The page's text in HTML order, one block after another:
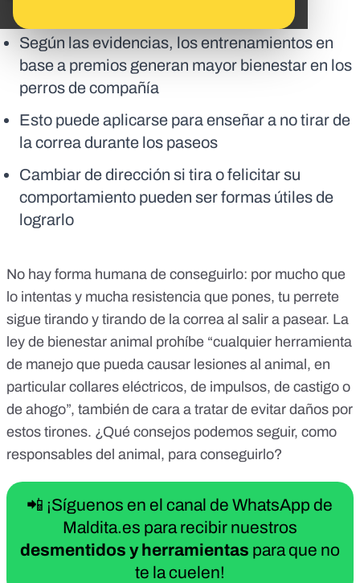
Según las evidencias, los entrenamientos en
base a premios generan mayor bienestar en los
perros de compañía
Esto puede aplicarse para enseñar a no tirar de
la correa durante los paseos
Cambiar de dirección si tira o felicitar su
comportamiento pueden ser formas útiles de
lograrlo
No hay forma humana de conseguirlo: por mucho que
lo intentas y mucha resistencia que pones, tu perrete
sigue tirando y tirando de la correa al salir a pasear. La
ley de bienestar animal prohíbe “cualquier herramienta
de manejo que pueda causar lesiones al animal, en
particular collares eléctricos, de impulsos, de castigo o
de ahogo”, también de cara a tratar de evitar daños por
estos tirones. ¿Qué consejos podemos seguir, como
responsables del animal, para conseguirlo?
📲 ¡Síguenos en el canal de WhatsApp de
Maldita.es para recibir nuestros
desmentidos y herramientas para que no
te la cuelen!